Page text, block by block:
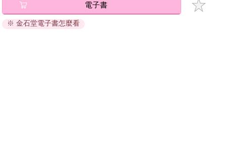
退換貨須知：
因版權保護，您在金石堂所購買的電子書僅能以金石堂專屬
電子書
※ 金石堂電子書怎麼看